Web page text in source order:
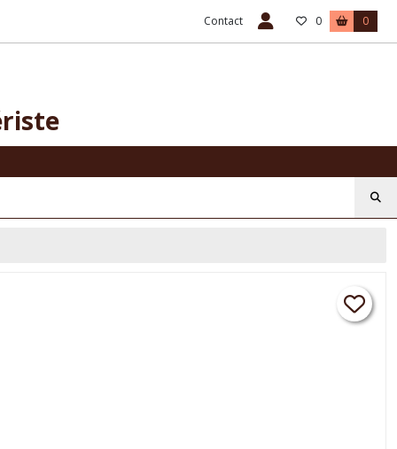
Contact 0 0